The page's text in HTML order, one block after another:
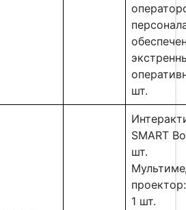
шт.
SMART
шт.
1 шт.